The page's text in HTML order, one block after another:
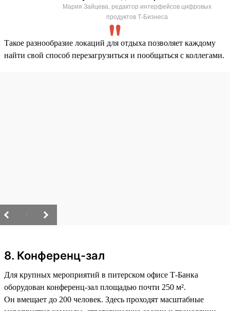
Мария Зайцева, редактор интерфейсов цифровых
продуктов Т-Бизнеса
Такое разнообразие локаций для отдыха позволяет каждому
найти свой способ перезагрузиться и пообщаться с коллегами.
8. Конференц-зал
Для крупных мероприятий в питерском офисе Т-Банка
оборудован конференц-зал площадью почти 250 м².
Он вмещает до 200 человек. Здесь проходят масштабные